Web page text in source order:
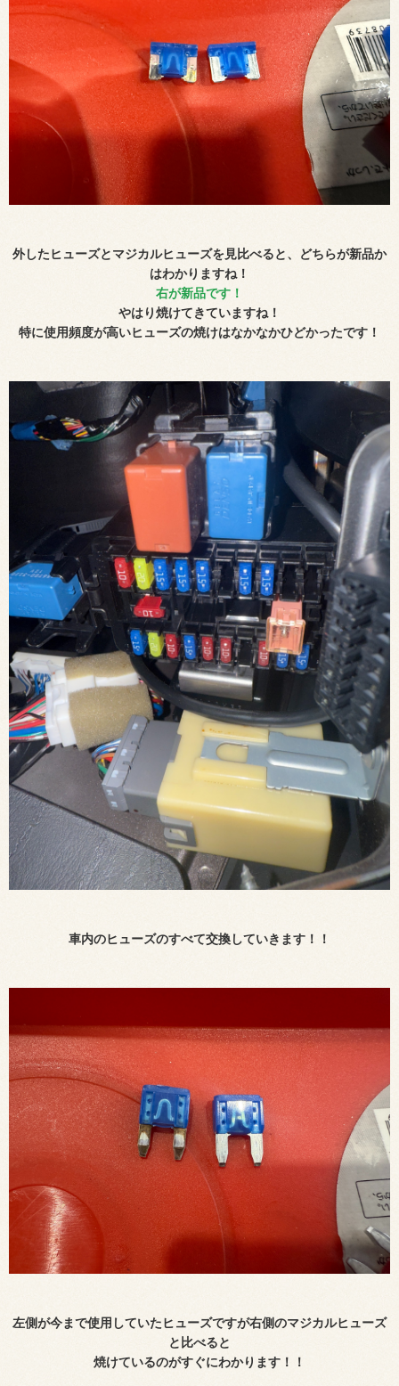
外したヒューズとマジカルヒューズを見比べると、どちらが新品か
はわかりますね！
右が新品です！
やはり焼けてきていますね！
特に使用頻度が高いヒューズの焼けはなかなかひどかったです！
車内のヒューズのすべて交換していきます！！
左側が今まで使用していたヒューズですが右側のマジカルヒューズ
と比べると
焼けているのがすぐにわかります！！